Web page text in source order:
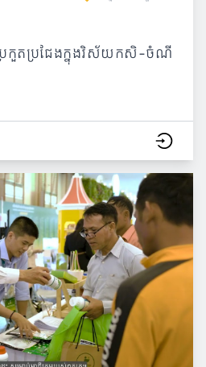
រកួតប្រជែងក្នុងវិស័យកសិ-ចំណី